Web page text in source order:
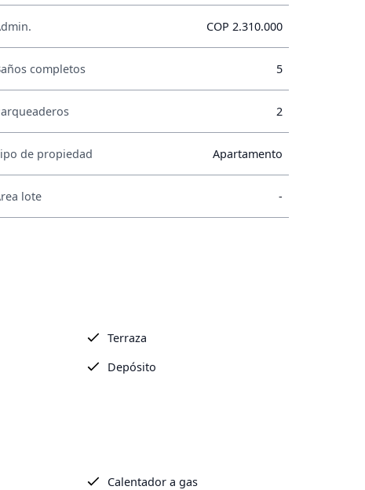
COP 2.310.000
completos 5
2
de propiedad Apartamento
lote -
Terraza
Depósito
Calentador a gas